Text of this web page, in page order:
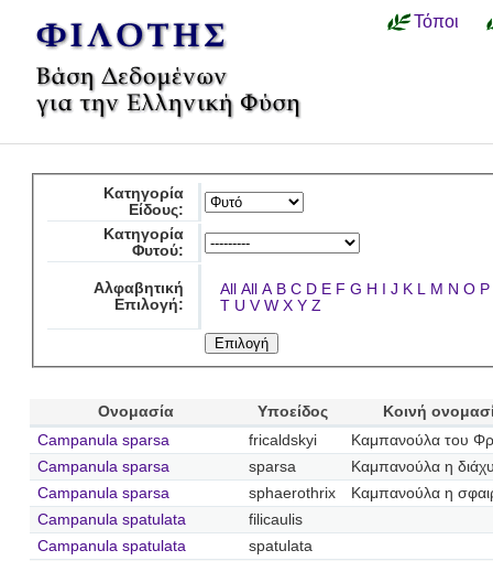
Τόποι
Κατηγορία
Είδους:
Κατηγορία
Φυτού:
Αλφαβητική
Επιλογή:
All All A B C D E F G H I J K L M N O P
T U V W X Y Z
Ονομασία Υποείδος
Κοινή
Campanula sparsa
fricaldskyi
Καμπανούλα του
Campanula sparsa
sparsa
Καμπανούλα η
Campanula sparsa
sphaerothrix
Καμπανούλα η
Campanula spatulata
filicaulis
Campanula spatulata
spatulata